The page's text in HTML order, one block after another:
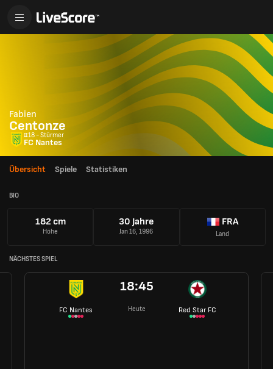
Fabien
Centonze
#18 - Stürmer
FC Nantes
Übersicht Spiele Statistiken
BIO
182 cm
Höhe
30 Jahre
Jan 16, 1996
FRA
Land
NÄCHSTES SPIEL
FC Nantes
18:45
Heute Red Star FC